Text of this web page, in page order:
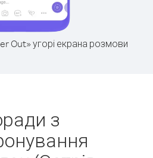
Out» угорі екрана розмови
з